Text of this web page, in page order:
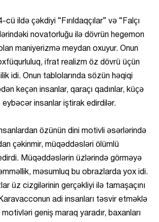
ildə çəkdiyi “Fırıldaqçılar” və “Falçı
novatorluğu ilə dövrün hegemon
maniyerizmə meydan oxuyur. Onun
ifrat realizm öz dövrü üçün
idi. Onun tablolarında sözün həqiqi
keçən insanlar, qaraçı qadınlar, küçə
eybəcər insanlar iştirak edirdilər.
özünün dini motivli əsərlərində
çəkinmir, müqəddəsləri ölümlü
Müqəddəslərin üzlərində görməyə
məsumluq bu obrazlarda yox idi.
üz cizgilərinin gerçəkliyi ilə tamaşaçını
adi insanları təsvir etməklə
geniş maraq yaradır, baxanları